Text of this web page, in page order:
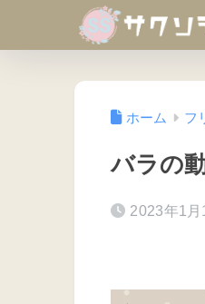
ホーム フ
バラの
2023年1月